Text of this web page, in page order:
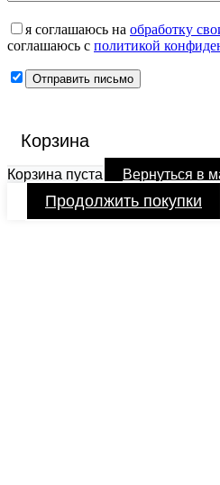
я соглашаюсь на обработку
соглашаюсь с политикой
Корзина
Корзина пуста Вернуться в
Продолжить покупки